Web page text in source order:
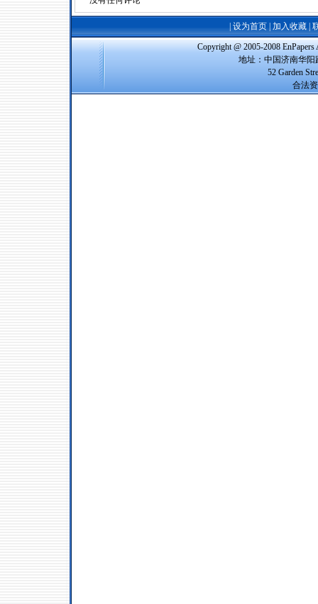
设为首页| 加入收藏|
Copyright @ 2005-2008
地址：中国济南华
52 Garden
合法